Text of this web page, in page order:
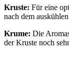
Kruste: Für eine
nach dem
Krume: Die
der Kruste noch